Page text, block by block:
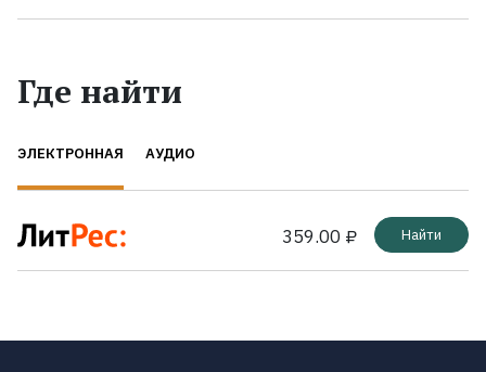
Где найти
ЭЛЕКТРОННАЯ АУДИО
359.00 ₽ Найти